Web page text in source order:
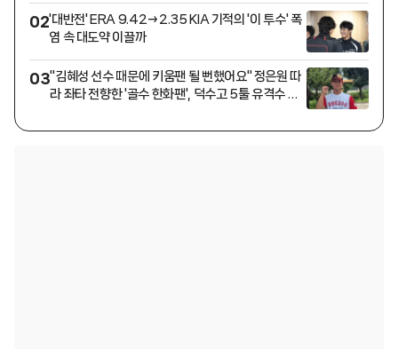
02'대반전' ERA 9.42→2.35 KIA 기적의 '이 투수' 폭
염 속 대도약 이끌까
03"김혜성 선수 때문에 키움팬 될 뻔했어요" 정은원 따
라 좌타 전향한 '골수 한화팬', 덕수고 5툴 유격수 됐